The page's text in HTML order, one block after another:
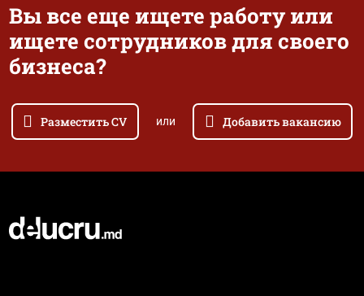
Вы все еще ищете работу или
ищете сотрудников для своего
бизнеса?
Разместить CV или Добавить вакансию